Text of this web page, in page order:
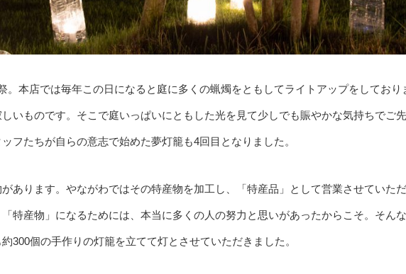
。本店では毎年この日になると庭に多くの蝋燭をともしてライトアップをしており
いものです。そこで庭いっぱいにともした光を見て少しでも賑やかな気持ちでご
フたちが自らの意志で始めた夢灯籠も4回目となりました。
あります。やながわではその特産物を加工し、「特産品」として営業させていた
特産物」になるためには、本当に多くの人の努力と思いがあったからこそ。そん
300個の手作りの灯籠を立てて灯とさせていただきました。